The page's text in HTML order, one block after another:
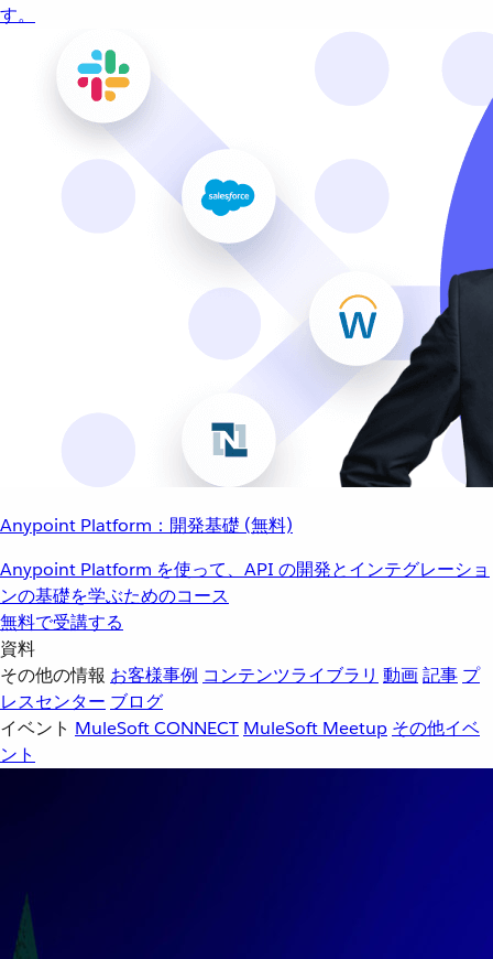
す。
Anypoint Platform：開発基礎 (無料)
Anypoint Platform を使って、API の開発とインテグレーショ
ンの基礎を学ぶためのコース
無料で受講する
資料
その他の情報 お客様事例 コンテンツライブラリ 動画記事 プ
レスセンター ブログ
イベント MuleSoft CONNECT MuleSoft Meetup その他イベ
ント